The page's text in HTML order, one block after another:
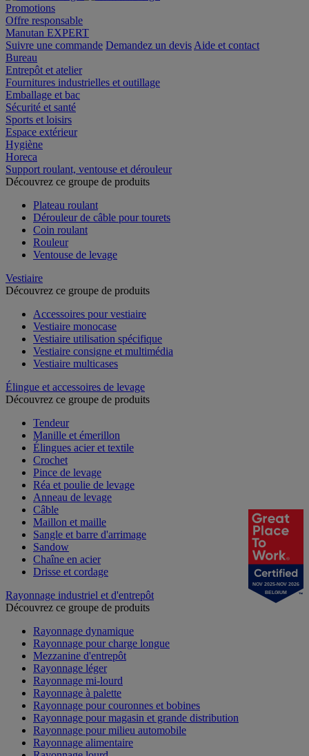
Promotions
Offre responsable
Manutan EXPERT
Suivre une commande Demandez un devis Aide et contact
Bureau
Entrepôt et atelier
Fournitures industrielles et outillage
Emballage et bac
Sécurité et santé
Sports et loisirs
Espace extérieur
Hygiène
Horeca
Support roulant, ventouse et dérouleur
Découvrez ce groupe de produits
Plateau roulant
Dérouleur de câble pour tourets
Coin roulant
Rouleur
Ventouse de levage
Vestiaire
Découvrez ce groupe de produits
Accessoires pour vestiaire
Vestiaire monocase
Vestiaire utilisation spécifique
Vestiaire consigne et multimédia
Vestiaire multicases
Élingue et accessoires de levage
Découvrez ce groupe de produits
Tendeur
Manille et émerillon
Élingues acier et textile
Crochet
Pince de levage
Réa et poulie de levage
Anneau de levage
Câble
Maillon et maille
Sangle et barre d'arrimage
Sandow
Chaîne en acier
Drisse et cordage
Rayonnage industriel et d'entrepôt
Découvrez ce groupe de produits
Rayonnage dynamique
Rayonnage pour charge longue
Mezzanine d'entrepôt
Rayonnage léger
Rayonnage mi-lourd
Rayonnage à palette
Rayonnage pour couronnes et bobines
Rayonnage pour magasin et grande distribution
Rayonnage pour milieu automobile
Rayonnage alimentaire
NOV 2025-NOV 2026
BELGIUM